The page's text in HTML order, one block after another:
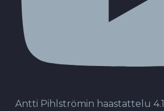
Antti Pihlströmin haastattelu